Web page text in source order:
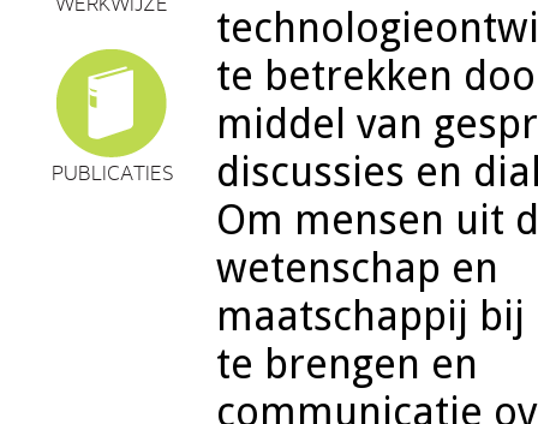
PUBLICATIES
te betrekken
middel van
discussies en
Om mensen uit
wetenschap en
maatschappij bij
te brengen en
communicatie